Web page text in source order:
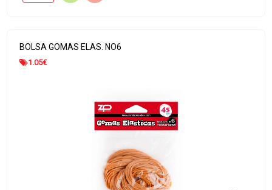
BOLSA GOMAS ELAS. NO6
1.05€